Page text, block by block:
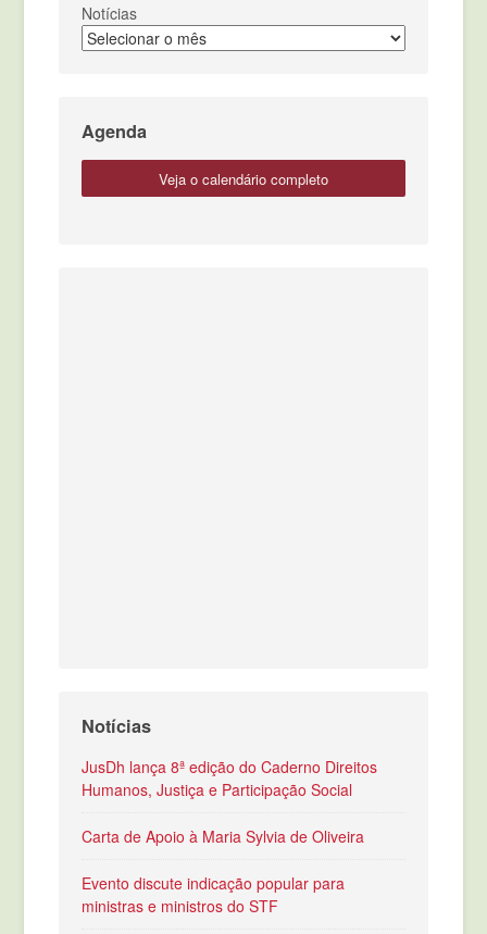
Notícias
Agenda
veja o calendário completo
Notícias
JusDh lança 8ª edição do Caderno Direitos
Humanos, Justiça e Participação Social
Carta de Apoio à Maria Sylvia de Oliveira
Evento discute indicação popular para
ministras e ministros do STF